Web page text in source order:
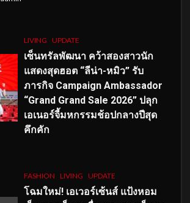
LIVING UPDATE
เซ็นทรัลพัฒนา คว้าสองสาวนัก
แสดงสุดฮอต “ลีน่า-หมิว” รับ
ภารกิจ Campaign Ambassador
“Grand Grand Sale 2026” ปลุก
เอเนอร์จี้มหกรรมช้อปกลางปีสุด
คึกคัก
FASHION LIVING UPDATE
โฉมใหม่! เอเวอร์เซ้นส์ แป้งหอม